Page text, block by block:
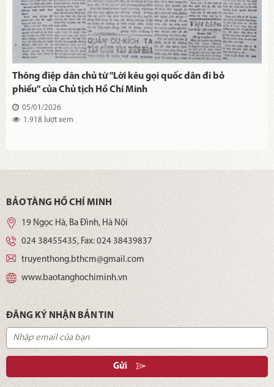
Thông điệp dân chủ từ "Lời kêu gọi quốc dân đi bỏ
phiếu" của Chủ tịch Hồ Chí Minh
05/01/2026
1.918 lượt xem
BẢO TÀNG HỒ CHÍ MINH
19 Ngọc Hà, Ba Đình, Hà Nội
024 38455435, Fax: 024 38439837
truyenthong.bthcm@gmail.com
www.baotanghochiminh.vn
ĐĂNG KÝ NHẬN BẢN TIN
Gửi